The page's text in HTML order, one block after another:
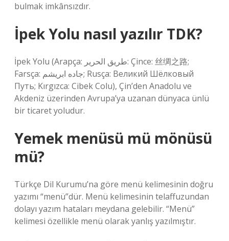
bulmak imkânsızdır.
İpek Yolu nasıl yazılır TDK?
İpek Yolu (Arapça: طريق الحرير‎: Çince: 丝绸之路;
Farsça: جاده ابریشم; Rusça: Великий Шёлковый
Путь; Kırgızca: Cibek Colu), Çin’den Anadolu ve
Akdeniz üzerinden Avrupa’ya uzanan dünyaca ünlü
bir ticaret yoludur.
Yemek menüsü mü mönüsü
mü?
Türkçe Dil Kurumu’na göre menü kelimesinin doğru
yazımı “menü”dür. Menü kelimesinin telaffuzundan
dolayı yazım hataları meydana gelebilir. “Menü”
kelimesi özellikle menü olarak yanlış yazılmıştır.